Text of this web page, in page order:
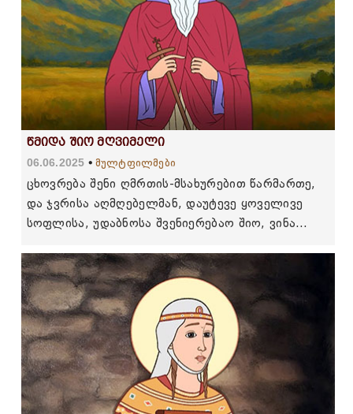
წმიდა შიო მღვიმელი
06.06.2025 მულტფილმები
ცხოვრება შენი ღმრთის-მსახურებით წარმართე,
და ჯვრისა აღმღებელმან, დაუტევე ყოველივე
სოფლისა, უდაბნოსა შვენიერებაო შიო, ვინა
ნაწილთა შენთა მღვიმით აღმოსრულთა
სურვილით შევიტკბობთ, მამაო, ნუ დააცადებ
ოხასა ჩუენ-თვის.